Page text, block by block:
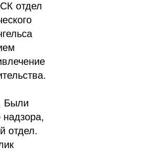
отдел
Были
надзора,
отдел.